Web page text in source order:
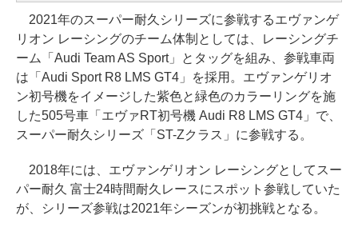
2021年のスーパー耐久シリーズに参戦するエヴァンゲ
リオン レーシングのチーム体制としては、レーシングチ
ーム「Audi Team AS Sport」とタッグを組み、参戦車両
は「Audi Sport R8 LMS GT4」を採用。エヴァンゲリオ
ン初号機をイメージした紫色と緑色のカラーリングを施
した505号車「エヴァRT初号機 Audi R8 LMS GT4」で、
スーパー耐久シリーズ「ST-Zクラス」に参戦する。
2018年には、エヴァンゲリオン レーシングとしてスー
パー耐久 富士24時間耐久レースにスポット参戦していた
が、シリーズ参戦は2021年シーズンが初挑戦となる。